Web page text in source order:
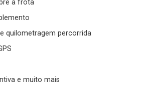
a frota
quilometragem percorrida
e muito mais